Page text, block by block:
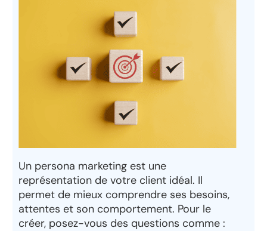
Un persona marketing est une
représentation de votre client idéal. Il
permet de mieux comprendre ses besoins,
attentes et son comportement. Pour le
créer, posez-vous des questions comme :